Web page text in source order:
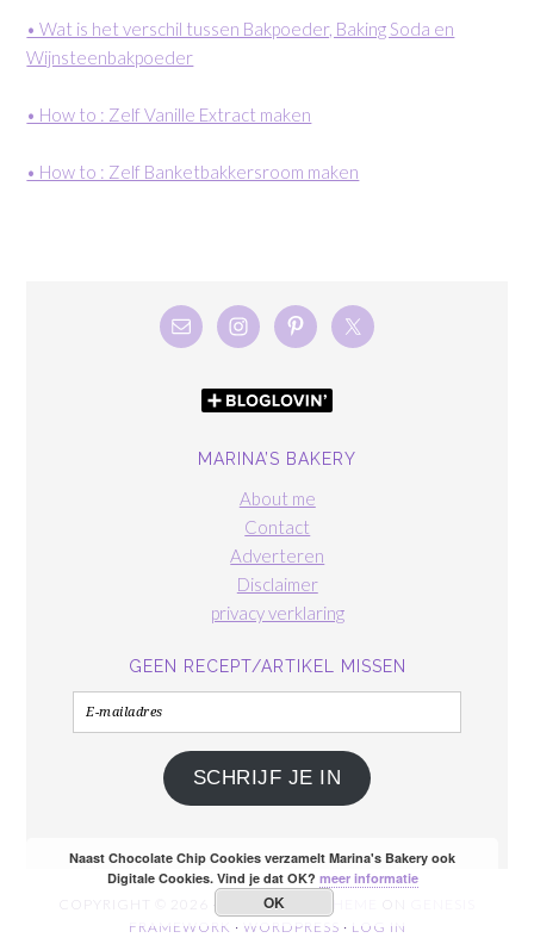
• Wat is het verschil tussen Bakpoeder, Baking Soda en
Wijnsteenbakpoeder
• How to : Zelf Vanille Extract maken
• How to : Zelf Banketbakkersroom maken
MARINA’S BAKERY
About me
Contact
Adverteren
Disclaimer
privacy verklaring
GEEN RECEPT/ARTIKEL MISSEN
E-
mailadres
SCHRIJF JE IN
COPYRIGHT © 2026 · FOODIE PRO THEME
FRAMEWORK · WORDPRESS · LOG IN
Naast Chocolate Chip Cookies verzamelt Marina's Bakery ook
Digitale Cookies. Vind je dat OK? meer informatie
OK